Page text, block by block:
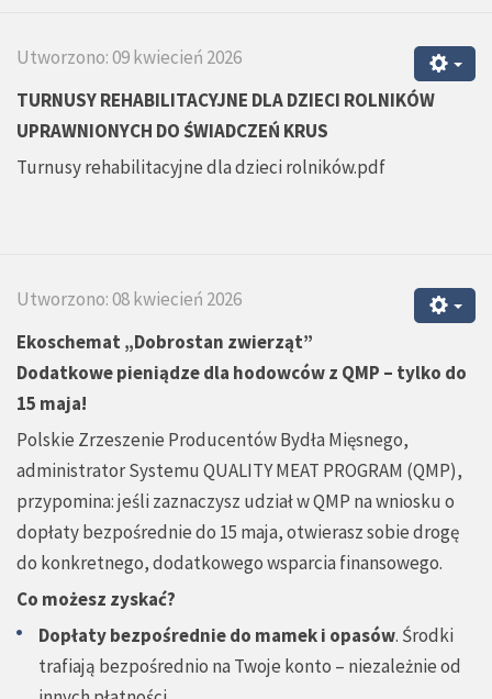
Utworzono: 09 kwiecień 2026
TURNUSY REHABILITACYJNE DLA DZIECI ROLNIKÓW
UPRAWNIONYCH DO ŚWIADCZEŃ KRUS
Turnusy rehabilitacyjne dla dzieci rolników.pdf
Utworzono: 08 kwiecień 2026
Ekoschemat „Dobrostan zwierząt”
Dodatkowe pieniądze dla hodowców z QMP – tylko do
15 maja!
Polskie Zrzeszenie Producentów Bydła Mięsnego,
administrator Systemu QUALITY MEAT PROGRAM (QMP),
przypomina: jeśli zaznaczysz udział w QMP na wniosku o
dopłaty bezpośrednie do 15 maja, otwierasz sobie drogę
do konkretnego, dodatkowego wsparcia finansowego.
Co możesz zyskać?
Dopłaty bezpośrednie do mamek i opasów. Środki
trafiają bezpośrednio na Twoje konto – niezależnie od